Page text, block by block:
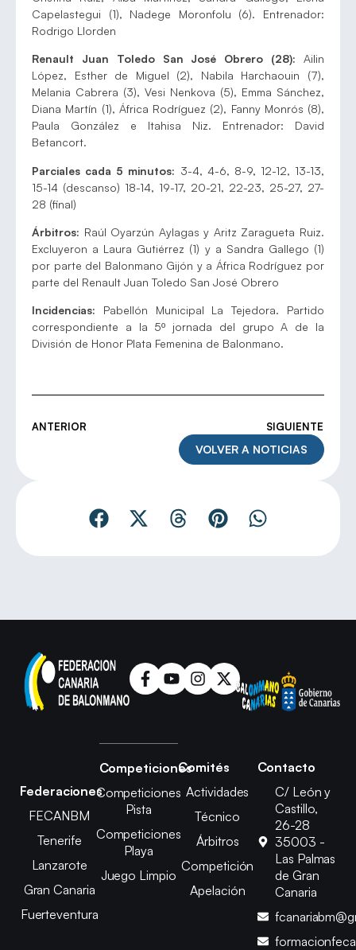
Capelastegui (1), Nadege Moronfolu (6). Entrenador:
Rodrigo Llorden
Renault Juan Toledo San José Obrero (28): Ailin
López, Esther de Miguel (2), Nabila Harchaouin (7),
Melania Cabrera (3), Vesi Nenkova (5), Emma Sánchez,
Diana Martín (1), África Rodríguez (2), Fanny Monrós (8),
Paula González e Itahisa Niz. Entrenador: David
Betancort.
Parciales cada 5 minutos: 3-4, 4-6, 8-9, 12-12, 13-13,
15-14 (descanso) 18-14, 19-17, 20-21, 22-23, 25-27, 27-
28 (final)
Árbitros: Raúl Oyarzún Aylagas y Aritz Zaragueta Ruiz.
Excluyeron a Laura Gutiérrez (1) y a Sandra Gallego (1)
por parte del Balonmano Gijón y a África Rodríguez por
parte del Renault Juan Toledo San José Obrero
Incidencias: Pabellón Municipal La Tejedora. Partido
correspondiente a la 5º jornada del grupo A de la
División de Honor Plata Femenina de Balonmano.
ANTERIOR SIGUIENTE
VOLVER A NOTICIAS
Federaciones
FECANBM
Tenerife
Lanzarote
Gran Canaria
Fuerteventura
Competiciones
Competiciones
Pista
Competiciones
Playa
Juego Limpio
Comités
Actividades
Técnico
Árbitros
Competición
Apelación
Contacto
C/ León y
Castillo,
26-28
35003 -
Las Palmas
de Gran
Canaria